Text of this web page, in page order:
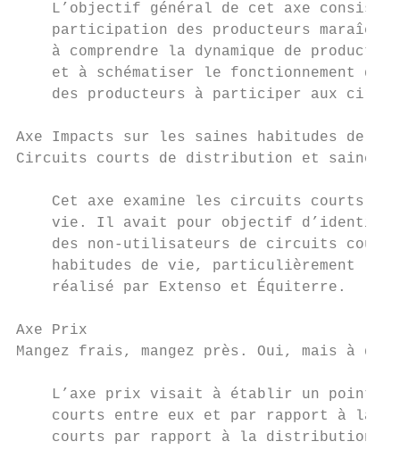
L’objectif général de cet axe
participation des producteurs
à comprendre la dynamique de
et à schématiser le fonctionnement
des producteurs à participer aux
Axe Impacts sur les saines habitudes de vie
Circuits courts de distribution et saines
Cet axe examine les circuits courts
vie. Il avait pour objectif
des non-utilisateurs de circuits
habitudes de vie, particulièrement
    réalisé par Extenso et Équiterre.
Axe Prix
Mangez frais, mangez près. Oui, mais à
L’axe prix visait à établir un point
courts entre eux et par rapport à la
courts par rapport à la distribution